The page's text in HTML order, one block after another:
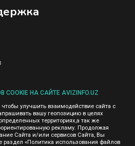
наших пользователей. Мы не
информацию зарегистрированных
лицам. Мы не отвечаем за
сайтов на которые ссылается
НА САЙТЕ AVIZINFO.UZ
улучшить взаимодействие сайта с
вашу геопозицию в целях
территориях,а так же
рекламу. Продолжая
Сайта и/или сервисов Сайта, Вы
раздел «Политика использования файлов